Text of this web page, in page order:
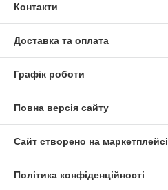
Контакти
Доставка та оплата
Графік роботи
Повна версія сайту
Сайт створено на маркетплейсі
Політика конфіденційності